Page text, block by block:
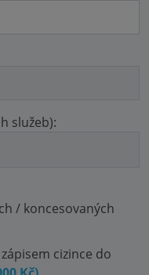
služeb):
/ koncesovaných
cizince do